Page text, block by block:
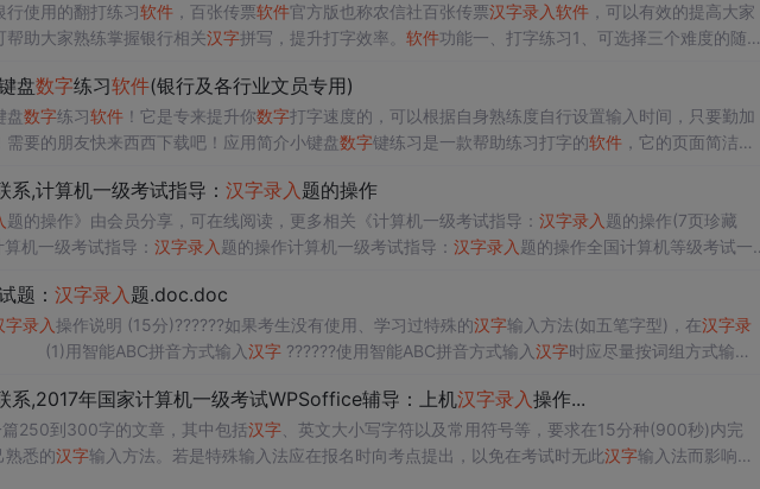
使用的翻打练习软件，百张传票软件官方版也称农信社百张传票汉字录入软件，可以有效的提高大家
帮助大家熟练掌握银行相关汉字拼写，提升打字效率。 软件功能一、打字练习1、可选择三个难度的随机
盘数字练习软件(银行及各行业文员专用)
盘数字练习软件！它是专来提升你数字打字速度的，可以根据自身熟练度自行设置输入时间，只要勤加
要的朋友快来西西下载吧！应用简介小键盘数字键练习是一款帮助练习打字的软件，它的页面简洁友
系,计算机一级考试指导： 汉字录入 题的操作
题的操作》由会员分享，可在线阅读，更多相关《计算机一级考试指导： 汉字录入 题的操作(7页珍藏
机一级考试指导： 汉字录入 题的操作计算机一级考试指导： 汉字录入 题的操作全国计算机等级考试一
题： 汉字录入 题.doc.doc
字录入操作说明 (15分)??????如果考生没有使用、学习过特殊的汉字输入方法(如五笔字型)，在汉字录
(1)用智能ABC拼音方式输入汉字??????使用智能ABC拼音方式输入汉字时应尽量按词组方式输
系,2017年国家计算机一级考试WPSoffice辅导：上机汉字录入操作...
篇250到300字的文章，其中包括汉字、英文大小写字符以及常用符号等，要求在15分种(900秒)内完
熟悉的汉字输入方法。若是特殊输入法应在报名时向考点提出，以免在考试时无此汉字输入法而影响考